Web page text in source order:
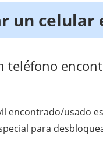
un celular
teléfono
encontrado/usado
para